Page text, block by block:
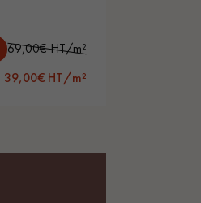
69,00€ HT/m²
39,00€ HT/m²